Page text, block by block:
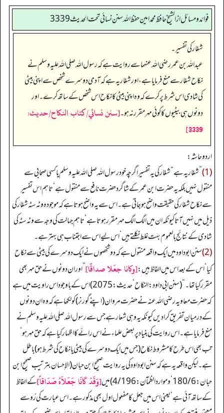
فوائد ومسائل از الشيخ حافظ محمد امين حفظ الله سنن نسائي تحت الحديث3339
شغار کی تفسیر۔
عبداللہ بن عمر رضی الله عنہما سے روایت ہے کہ رسول اللہ صلی اللہ علیہ وسلم نے
نکاح شغار سے منع فرمایا ہے، اور شغار یہ ہے کہ آدمی دوسرے شخص سے اپنی بیٹی
کی شادی اس شرط پر کرے کہ وہ اپنی بیٹی کا نکاح اس شخص کے ساتھ کرے۔ اور
دونوں ہی بیٹیوں کا کوئی مہر مقرر نہ ہو۔[سنن نسائي/كتاب النكاح/حدیث:
3339]
اردو حاشہ:
(1)
”شغار یہ ہے“شغار کی یہ تفسیر اگرچہ خود رسول اللہ صلی اللہ علیہ وسلم یا کسی صحابی سے
منقول نہیں بلکہ یہ حضرت ابن عمر کے شاگرد حضرت نافع سے منقول ہے‘ تاہم اس تفسیر
سے نکاح شغار کی حقیقت واضح ہوجاتی ہے۔ اس سے یہ واضح ہوتا ہے کہ موجودہ وٹہ سٹہ شغار کی
ذیل میں نہیں آتا کیونکہ ان میں الگ الگ مہر مقرر ہوتا ہے‘ تاہم جہالت کی وجہ سے وٹہ سٹہ کی
شادی کے نتائج بالعموم بہت غلط نکلتے ہیں‘ اس لیے اس سے اجتناب ہی بہتر ہے۔
(2) سنن ابوداود میں ایک واقعہ منقول ہے کہ دوشخصوں نے ایک دوسرے کی بیٹی سے نکاح
کیا‘ اس کے بعد اس میں الفاظ ہیں:[وكانا جعَلا صداقًا]”اور ان دونوں نے حق مہر بھی
مقرر کیاتھا۔“
(سنن ابي داود: النكاح‘ حدیث: 2075) اس کے باوجود اس راویت میں ہے
کہ حضرت معاویہ رضی اللہ عنہ نے حضرت مروان (اپنے گورنر) کو لکھا ہے کہ وہ ان دونوں
کے درمیان تفریق کرا دیں کیونکہ یہ وہی شعار ہے جس سے رسول اللہ صلی اللہ علیہ وسلم نے
منع فرمایا ہے۔ اس روایت کی بنیاد پر بعض علماء نے اس رائے کا اظہار کیا ہے کہ حق مہر ہو‘
تب بھی اس طرح کا مشروط نکاح (جس میں ایک دوسرے کی بیٹی یا نکاح کی شرط ہو) باطل
ہے۔ لیکن واقعہ یہ ہے کہ سنن ابو داود کی یہ روایت صحیح ابن حبان (الإحسان بترتیب صحیح ابن
حبان: 6/ 180‘ وموارد الظمآن: 4/196) میں
[وَقَدْ کَانَا جَعَلاَہُ صَدَاقاً]کے الفاظ
کے ساتھ آئی ہے‘ یعنی اس میں جعل کا مفعول اول بھی مذکور ہے۔ اس عبارت کی رُو سے